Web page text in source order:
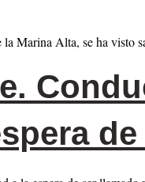
Marina Alta, se ha